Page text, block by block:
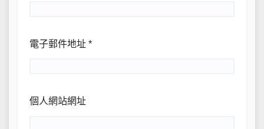
電子郵件地址 *
個人網站網址